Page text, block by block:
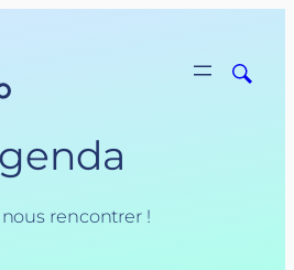
rencontrer !